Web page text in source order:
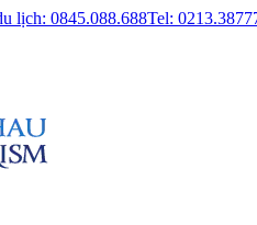
lịch: 0845.088.688Tel: